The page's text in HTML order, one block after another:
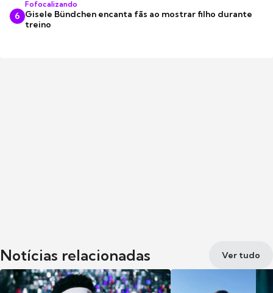
6
Fofocalizando
Gisele Bündchen encanta fãs ao mostrar filho durante
treino
Notícias relacionadas Ver tudo